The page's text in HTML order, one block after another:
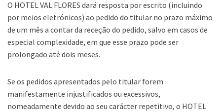
O HOTEL VAL FLORES dará resposta por escrito (incluindo
por meios eletrónicos) ao pedido do titular no prazo máximo
de um mês a contar da receção do pedido, salvo em casos de
especial complexidade, em que esse prazo pode ser
prolongado até dois meses.
Se os pedidos apresentados pelo titular forem
manifestamente injustificados ou excessivos,
nomeadamente devido ao seu carácter repetitivo, o HOTEL